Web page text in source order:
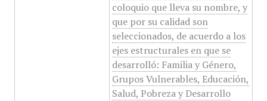
coloquio que lleva su nombre, y
que por su calidad son
seleccionados, de acuerdo a los
ejes estructurales en que se
desarrolló: Familia y Género,
Grupos Vulnerables, Educación,
Salud, Pobreza y Desarrollo